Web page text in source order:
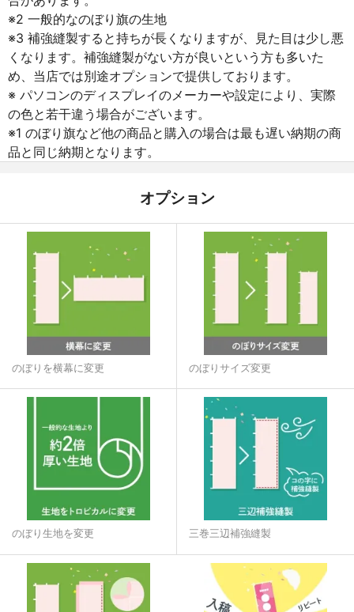
※2 一般的なのぼり旗の生地
※3 補強縫製すると持ちが長くなりますが、見た目は少し悪
くなります。補強縫製がない方が良いという方も多いた
め、当店では別途オプションで提供しております。
※ パソコンのディスプレイのメーカーや設定により、実際
の色と若干違う場合がございます。
※1 のぼり旗など他の商品と購入の場合は最も遅い納期の商
品と同じ納期となります。
オプション
のぼりを横幕に変更 のぼりサイズ変更
のぼり生地を変更 三巻三辺補強縫製